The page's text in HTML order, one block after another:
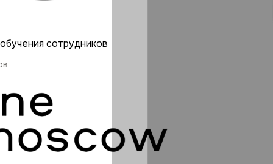
сотрудников